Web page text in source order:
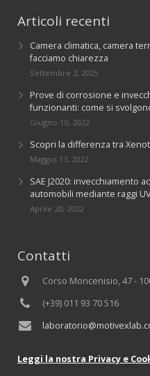
Articoli recenti
Camera climatica, camera
facciamo chiarezza
Settembre 2, 2025
Prove di corrosione e
funzionanti: come si
Giugno 10, 2022
Scopri la differenza tra
Maggio 13, 2022
SAE J2020: invecchiamento
automobili mediante raggi
Aprile 20, 2022
Contatti
Corso Moncenisio, 47 -
(+39) 011 93 70 516
Leggi la nostra Privacy e